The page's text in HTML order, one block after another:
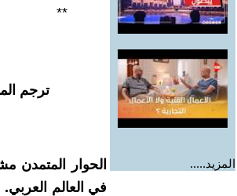
المزيد.....
**
ترجم
الحوار المتمدن
في العالم